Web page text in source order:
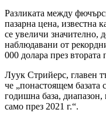
Разликата между
пазарна цена, известна
се увеличи значително,
наблюдавани от
000 долара през втората
Луук Стрийерс, главен
че „понастоящем базата
годишна база,
само през 2021 г.“.